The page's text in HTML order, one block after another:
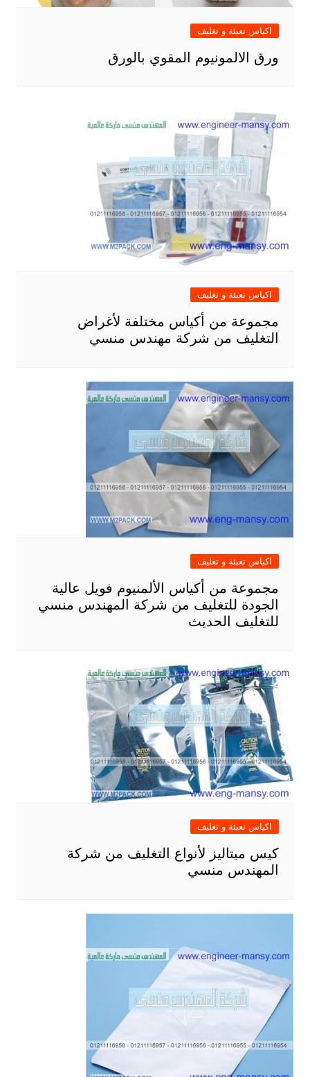
اكياس تعبئة و تغليف
ورق الالمونيوم المقوي بالورق
اكياس تعبئة و تغليف
مجموعة من أكياس مختلفة لأغراض
التغليف من شركة مهندس منسي
اكياس تعبئة و تغليف
مجموعة من أكياس الألمنيوم فويل عالية
الجودة للتغليف من شركة المهندس منسي
للتغليف الحديث
اكياس تعبئة و تغليف
كيس ميتاليز لأنواع التغليف من شركة
المهندس منسي